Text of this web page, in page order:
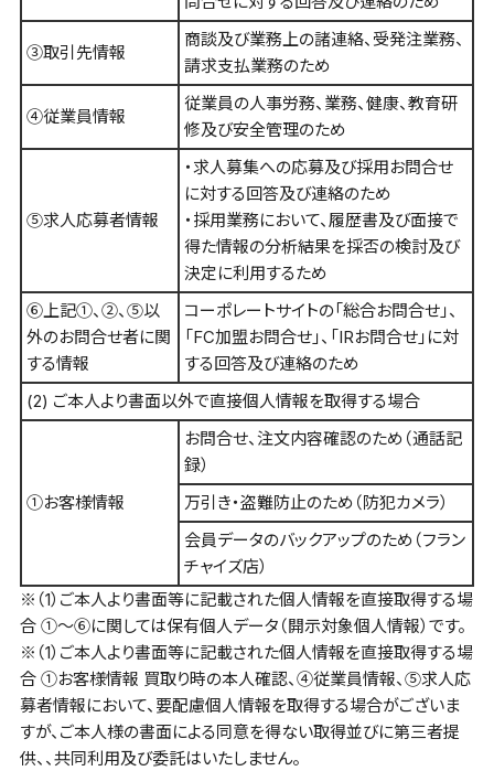
③取引先情報
商談及び業務上の諸連絡、受発注業務、
請求支払業務のため
④従業員情報
従業員の人事労務、業務、健康、教育研
修及び安全管理のため
⑤求人応募者情報
・求人募集への応募及び採用お問合せ
に対する回答及び連絡のため
・採用業務において、履歴書及び面接で
得た情報の分析結果を採否の検討及び
決定に利用するため
⑥上記①、②、⑤以
外のお問合せ者に関
する情報
コーポレートサイトの「総合お問合せ」、
「FC加盟お問合せ」、「IRお問合せ」に対
する回答及び連絡のため
(2) ご本人より書面以外で直接個人情報を取得する場合
①お客様情報
お問合せ、注文内容確認のため（通話記
録）
万引き・盗難防止のため（防犯カメラ）
会員データのバックアップのため（フラン
チャイズ店）
※（1）ご本人より書面等に記載された個人情報を直接取得する場
合 ①～⑥に関しては保有個人データ（開示対象個人情報）です。
※（1）ご本人より書面等に記載された個人情報を直接取得する場
合 ①お客様情報 買取り時の本人確認、④従業員情報、⑤求人応
募者情報において、要配慮個人情報を取得する場合がございま
すが、ご本人様の書面による同意を得ない取得並びに第三者提
供、、共同利用及び委託はいたしません。